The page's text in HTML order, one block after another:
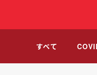
すべて